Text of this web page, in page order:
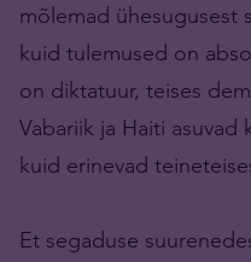
mõlemad ühesugusest
kuid tulemused on
on diktatuur, teises
Vabariik ja Haiti asuvad
kuid erinevad
Et segaduse